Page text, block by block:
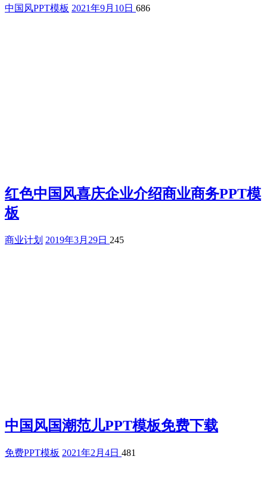
中国风PPT模板 2021年9月10日 686
红色中国风喜庆企业介绍商业商务PPT模
板
商业计划 2019年3月29日 245
中国风国潮范儿PPT模板免费下载
免费PPT模板 2021年2月4日 481